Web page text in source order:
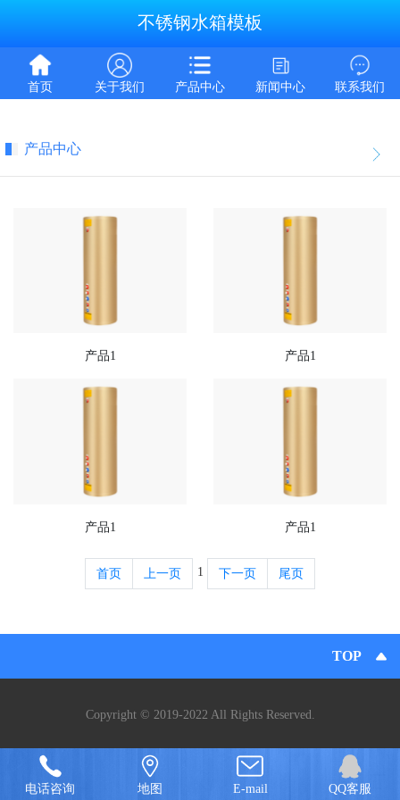
不锈钢水箱模板
首页 关于我们 产品中心 新闻中心 联系我们
产品中心
产品1 产品1
产品1 产品1
首页 上一页 1 下一页 尾页
TOP
Copyright © 2019-2022 All Rights Reserved.
电话咨询 地图 E-mail QQ客服